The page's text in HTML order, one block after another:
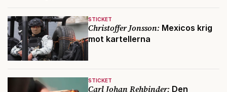
STICKET
Christoffer Jonsson: Mexicos krig
mot kartellerna
STICKET
Carl Johan Rehbinder: Den